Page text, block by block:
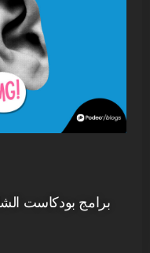
برامج بودكاست